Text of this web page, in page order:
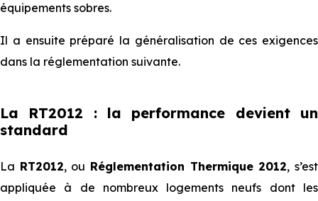
équipements sobres.
Il a ensuite préparé la généralisation de ces exigences
dans la réglementation suivante.
La RT2012 : la performance devient un
standard
La RT2012, ou Réglementation Thermique 2012, s’est
appliquée à de nombreux logements neufs dont les